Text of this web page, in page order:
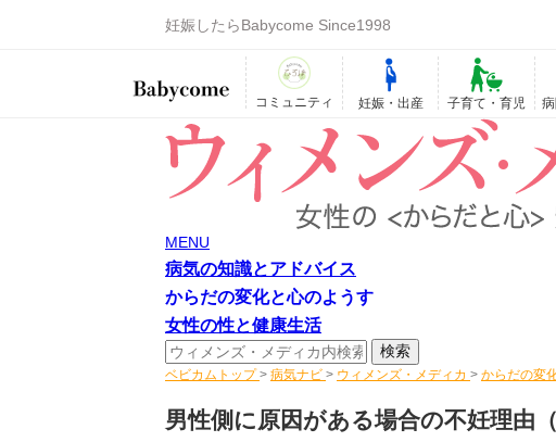
妊娠したらBabycome Since1998
コミュニティ 妊娠・出産 子育て・育児
MENU
病気の知識とアドバイス
からだの変化と心のようす
女性の性と健康生活
ベビカムトップ > 病気ナビ > ウィメンズ・メディカ > からだの変
男性側に原因がある場合の不妊理由